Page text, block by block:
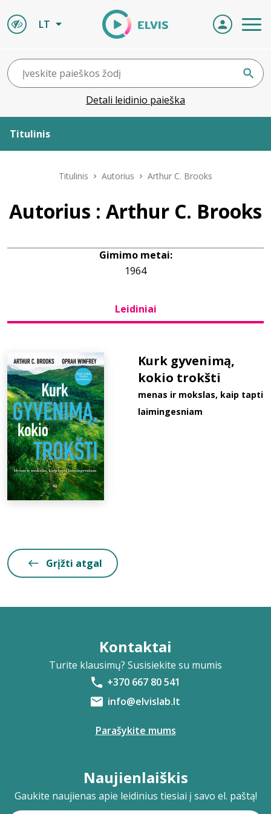
LT
Detali leidinio paieška
Titulinis
Leidiniai
+370 667 80 541
Titulinis Autorius Arthur C. Brooks
Autorius : Arthur C. Brooks
Gimimo metai:
1964
Leidiniai
Kurk gyvenimą,
kokio trokšti
menas ir mokslas, kaip tapti
laimingesniam
Grįžti atgal
Kontaktai
Turite klausimų? Susisiekite su mumis
+370 667 80 541
info@elvislab.lt
Parašykite mums
Naujienlaiškis
Gaukite naujienas apie leidinius tiesiai į savo el. paštą!